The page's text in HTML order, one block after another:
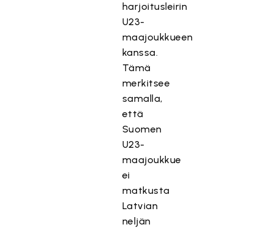
harjoitusleirin
U23-
maajoukkueen
kanssa.
Tämä
merkitsee
samalla,
että
Suomen
U23-
maajoukkue
ei
matkusta
Latvian
neljän